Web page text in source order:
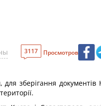
3117 Просмотров
зберігання